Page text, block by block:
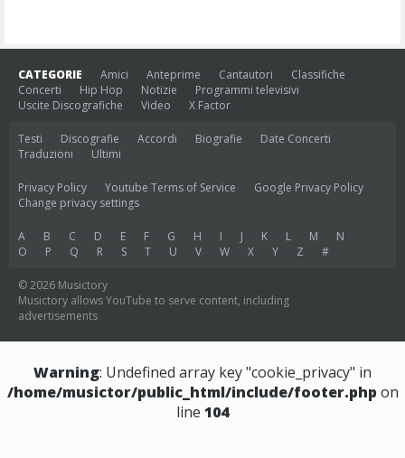
CATEGORIE Amici Anteprime Cantautori
Classifiche
Concerti
Hip Hop Notizie
Programmi televisivi
Uscite Discografiche
Video X Factor
Testi Discografie Accordi Biografie
Date Concerti
Traduzioni
Ultimi
Privacy Policy Youtube Terms of Service
Google Privacy Policy
Change privacy settings
A B C D E F G H I J K L M
N
O
P Q R S T U V W X Y Z #
© 2026 Musictory
Musictory allows YouTube to serve content, including
advertisements
Warning: Undefined array key "cookie_privacy" in
/home/musictor/public_html/include/footer.php on
line 104